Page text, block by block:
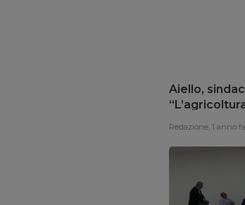
Aiello,
Redazione, 1 anno fa